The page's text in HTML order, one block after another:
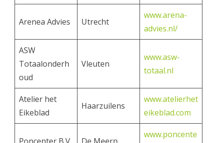
Arenea Advies Utrecht
www.arena-
advies.nl/
ASW
Totaalonderh
oud
Vleuten
www.asw-
totaal.nl
Atelier het
Eikeblad
Haarzuilens
www.atelierhet
eikeblad.com
www.poncente